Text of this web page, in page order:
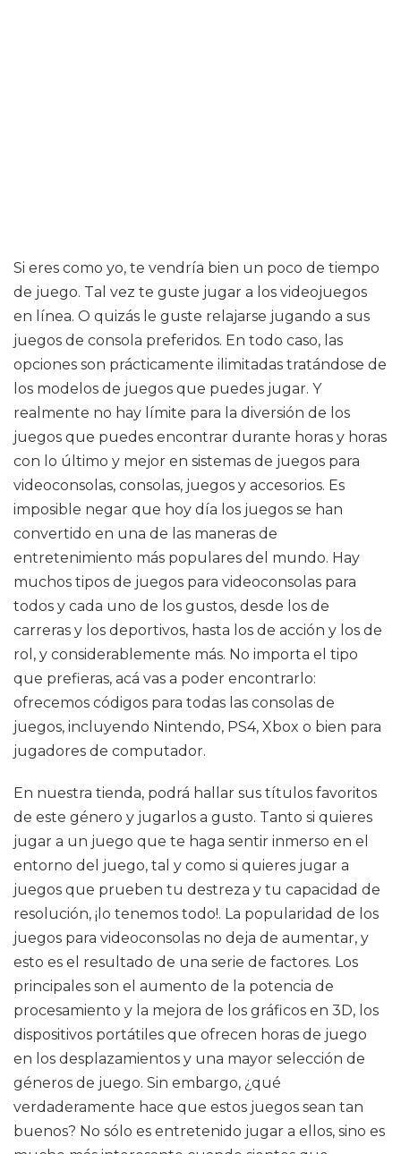
Si eres como yo, te vendría bien un poco de tiempo
de juego. Tal vez te guste jugar a los videojuegos
en línea. O quizás le guste relajarse jugando a sus
juegos de consola preferidos. En todo caso, las
opciones son prácticamente ilimitadas tratándose de
los modelos de juegos que puedes jugar. Y
realmente no hay límite para la diversión de los
juegos que puedes encontrar durante horas y horas
con lo último y mejor en sistemas de juegos para
videoconsolas, consolas, juegos y accesorios. Es
imposible negar que hoy día los juegos se han
convertido en una de las maneras de
entretenimiento más populares del mundo. Hay
muchos tipos de juegos para videoconsolas para
todos y cada uno de los gustos, desde los de
carreras y los deportivos, hasta los de acción y los de
rol, y considerablemente más. No importa el tipo
que prefieras, acá vas a poder encontrarlo:
ofrecemos códigos para todas las consolas de
juegos, incluyendo Nintendo, PS4, Xbox o bien para
jugadores de computador.
En nuestra tienda, podrá hallar sus títulos favoritos
de este género y jugarlos a gusto. Tanto si quieres
jugar a un juego que te haga sentir inmerso en el
entorno del juego, tal y como si quieres jugar a
juegos que prueben tu destreza y tu capacidad de
resolución, ¡lo tenemos todo!. La popularidad de los
juegos para videoconsolas no deja de aumentar, y
esto es el resultado de una serie de factores. Los
principales son el aumento de la potencia de
procesamiento y la mejora de los gráficos en 3D, los
dispositivos portátiles que ofrecen horas de juego
en los desplazamientos y una mayor selección de
géneros de juego. Sin embargo, ¿qué
verdaderamente hace que estos juegos sean tan
buenos? No sólo es entretenido jugar a ellos, sino es